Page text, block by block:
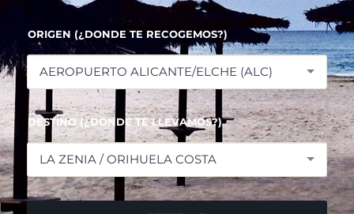
ORIGEN (¿DONDE TE RECOGEMOS?)
AEROPUERTO ALICANTE/ELCHE (ALC)
DESTINO (¿DONDE TE LLEVAMOS?)
LA ZENIA / ORIHUELA COSTA